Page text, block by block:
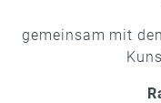
gemeinsam mit